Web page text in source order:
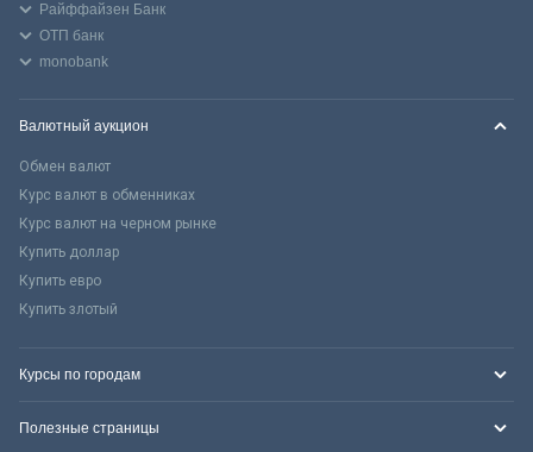
Райффайзен Банк
ОТП банк
monobank
Валютный аукцион
Обмен валют
Курс валют в обменниках
Курс валют на черном рынке
Купить доллар
Купить евро
Купить злотый
Курсы по городам
Полезные страницы